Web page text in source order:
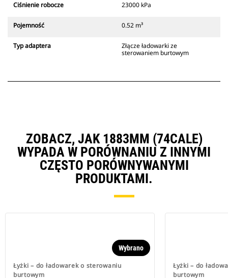
Ciśnienie robocze 23000 kPa
Pojemność 0.52 m³
Typ adaptera
Złącze ładowarki ze
sterowaniem burtowym
ZOBACZ, JAK 1883MM (74CALE)
WYPADA W PORÓWNANIU Z INNYMI
CZĘSTO PORÓWNYWANYMI
PRODUKTAMI.
Łyżki – do ładowarek o sterowaniu
burtowym
Wybrano
Łyżki – do
burtowym